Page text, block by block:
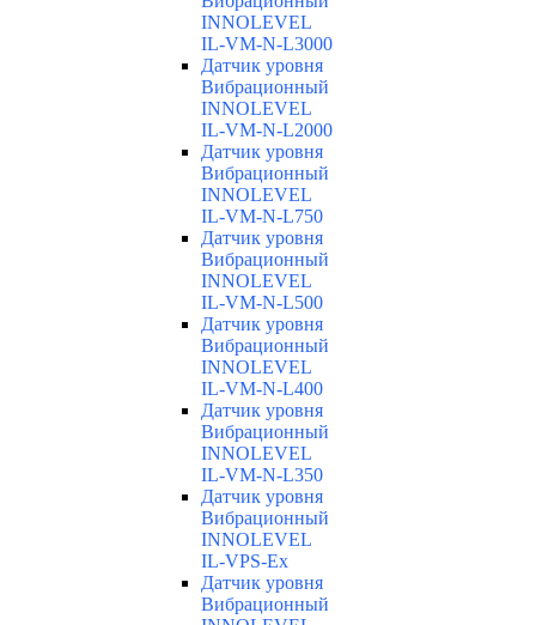
INNOLEVEL
IL-VM-N-L3000
Датчик уровня
Вибрационный
INNOLEVEL
IL-VM-N-L2000
Датчик уровня
Вибрационный
INNOLEVEL
IL-VM-N-L750
Датчик уровня
Вибрационный
INNOLEVEL
IL-VM-N-L500
Датчик уровня
Вибрационный
INNOLEVEL
IL-VM-N-L400
Датчик уровня
Вибрационный
INNOLEVEL
IL-VM-N-L350
Датчик уровня
Вибрационный
INNOLEVEL
IL-VPS-Ex
Датчик уровня
Вибрационный